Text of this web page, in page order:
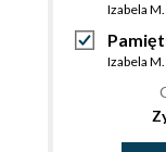
Izabela
Izabela